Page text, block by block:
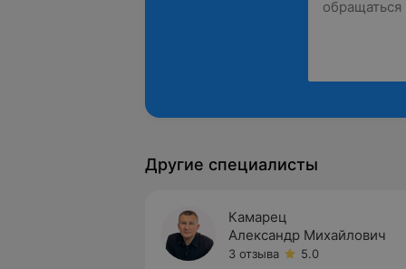
Другие специалисты
Камарец
Александр Михайлович
3 отзыва
5.0